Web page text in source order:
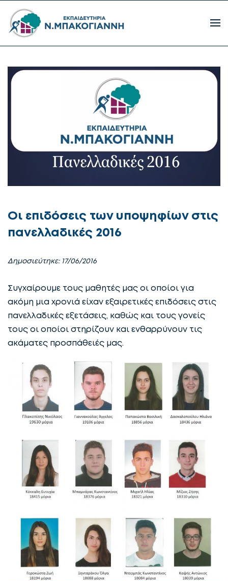
Οι επιδόσεις των υποψηφίων στις
πανελλαδικές 2016
Δημοσιεύτηκε: 17/06/2016
Συγχαίρουμε τους μαθητές μας οι οποίοι για
ακόμη μια χρονιά είχαν εξαιρετικές επιδόσεις στις
πανελλαδικές εξετάσεις, καθώς και τους γονείς
τους οι οποίοι στηρίζουν και ενθαρρύνουν τις
ακάματες προσπάθειές μας.